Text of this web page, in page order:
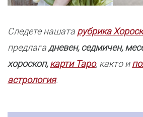
Следете нашата рубрика
предлагадневен, седмичен,
хороскоп, карти Таро, както и
астрология.